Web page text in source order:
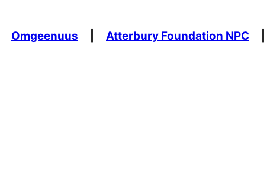
Omgeenuus Atterbury Foundation NPC